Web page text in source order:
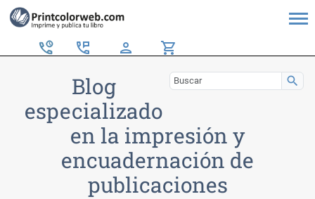
perm_phone_msg person shopping_cart
search
Blog
especializado
en la impresión y
encuadernación de
publicaciones